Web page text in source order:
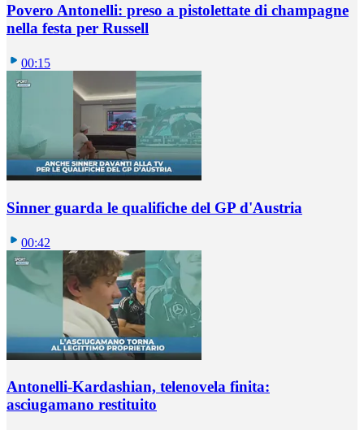
Povero Antonelli: preso a pistolettate di champagne
nella festa per Russell
00:15
Sinner guarda le qualifiche del GP d'Austria
00:42
Antonelli-Kardashian, telenovela finita:
asciugamano restituito